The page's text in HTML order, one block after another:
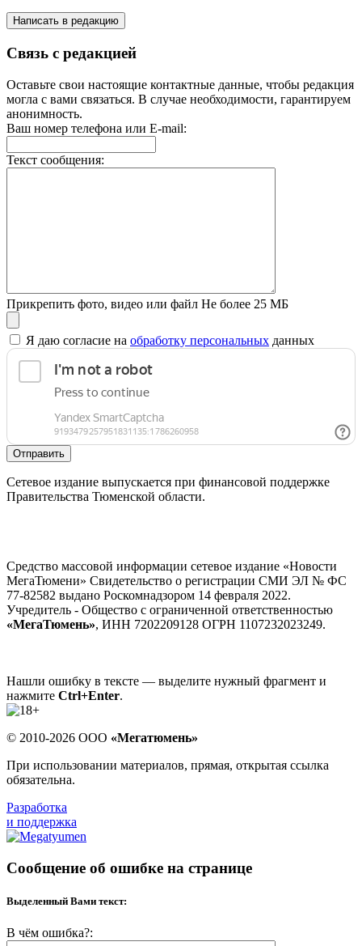
Написать в редакцию
Связь с редакцией
Оставьте свои настоящие контактные данные, чтобы редакция
могла с вами связаться. В случае необходимости, гарантируем
анонимность.
Ваш номер телефона или E-mail:
Текст сообщения:
Прикрепить фото, видео или файл Не более 25 МБ
Я даю согласие на обработку персональных данных
Отправить
Сетевое издание выпускается при финансовой поддержке
Правительства Тюменской области.
Средство массовой информации сетевое издание «Новости
МегаТюмени» Свидетельство о регистрации СМИ ЭЛ № ФС
77-82582 выдано Роскомнадзором 14 февраля 2022.
Учредитель - Общество с ограниченной ответственностью
«МегаТюмень», ИНН 7202209128 ОГРН 1107232023249.
Нашли ошибку в тексте — выделите нужный фрагмент и
нажмите Ctrl+Enter.
© 2010-2026 ООО «Мегатюмень»
При использовании материалов, прямая, открытая ссылка
обязательна.
Разработка
и поддержка
Сообщение об ошибке на странице
Выделенный Вами текст:
В чём ошибка?: